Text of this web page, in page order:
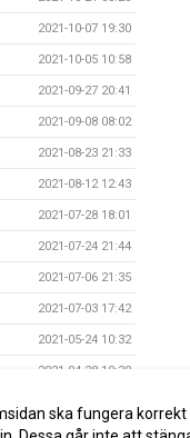
2021-10-07 19:30
2021-10-05 10:58
2021-09-27 20:41
2021-09-08 08:02
2021-08-23 21:33
2021-08-12 12:43
2021-07-28 18:01
2021-07-24 21:44
2021-07-06 21:35
2021-07-03 17:42
2021-05-24 10:32
2021-04-28 10:30
2020-01-01 09:21
ska fungera